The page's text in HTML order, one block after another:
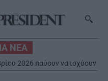
ΝΕΑ
2026 παύουν να ισχύουν
αναρτηθεί